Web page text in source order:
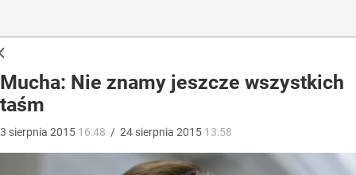
Mucha: Nie znamy jeszcze wszystkich
taśm
3 sierpnia 2015 16:48 / 24 sierpnia 2015 13:58